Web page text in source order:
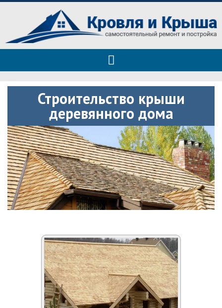
Roof tops — только полезные
советы
Полезные советы при строительстве дома и ремонте
Строительство крыши
деревянного дома